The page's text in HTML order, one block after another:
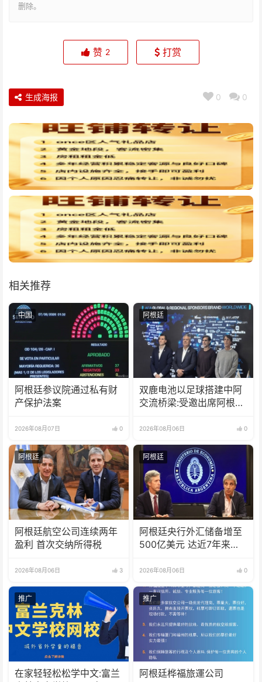
删除。
赞 2 打赏
0 0
生成海报
相关推荐
中国
阿根廷参议院通过私有财
产保护法案
2026年08月07日 0
阿根廷
双鹿电池以足球搭建中阿
交流桥梁:受邀出席阿根廷
2026年08月06日 0
阿根廷
阿根廷航空公司连续两年
盈利 首次交纳所得税
2026年08月06日 3
阿根廷
阿根廷央行外汇储备增至
500亿美元 达近7年来最
2026年08月06日 0
推广
在家轻轻松松学中文:富兰
推广
阿根廷桦福旅運公司